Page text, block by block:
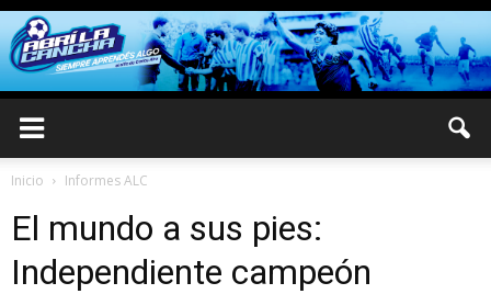
Inicio Informes ALC
El mundo a sus pies:
Independiente campeón